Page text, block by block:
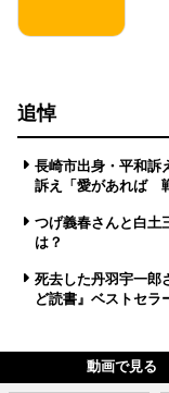
追悼
長崎市出身・平和
訴え「愛があれば
つげ義春さんと白
は？
死去した丹羽宇一
ど読書』ベストセラ
動画で見る